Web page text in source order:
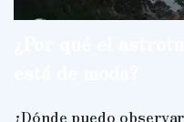
¿Dónde puedo